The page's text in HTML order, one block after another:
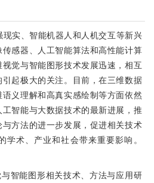
实、智能机器人和人机交互等新兴
感器、人工智能算法和高性能计算
觉与智能图形技术发展迅速，相互
起极大的关注。目前，在三维数据
义理解和高真实感绘制等方面依然
智能与大数据技术的最新进展，推
方法的进一步发展，促进相关技术
学术、产业和社会带来重要影响。
智能图形相关技术、方法与应用研